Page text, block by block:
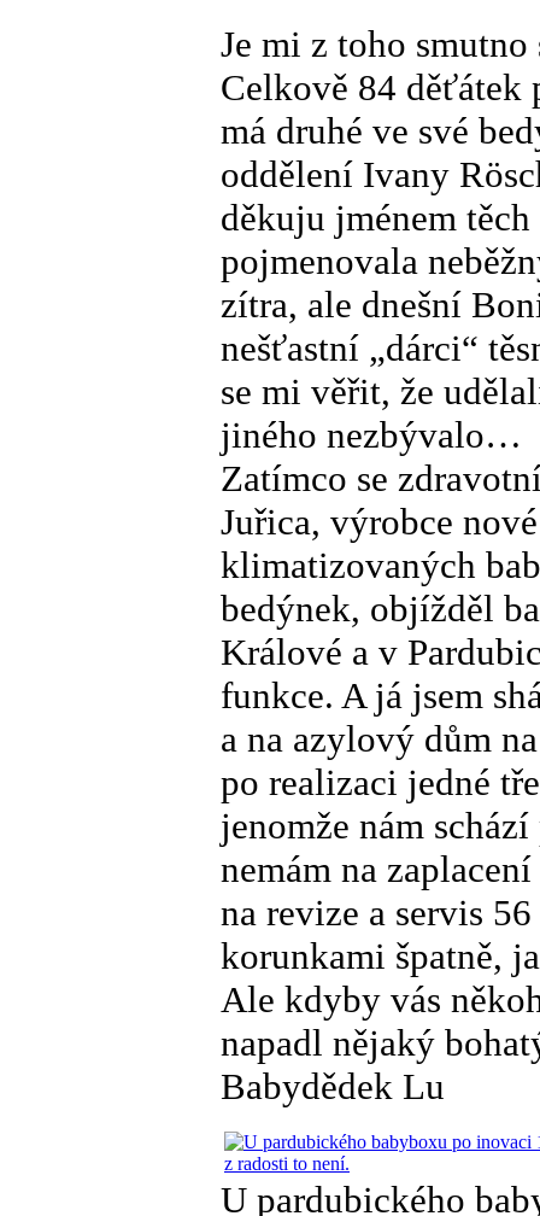
Je mi z toho
Celkově 84
má druhé ve své
oddělení Ivany
děkuju jménem
pojmenovala
zítra, ale dnešní
nešťastní „dárci“
se mi věřit, že
jiného nezbývalo…
Zatímco se
Juřica, výrobce
klimatizovaných
bedýnek, objížděl
Králové a v
funkce. A já jsem
a na azylový dům
po realizaci jedné
jenomže nám
nemám na
na revize a servis
korunkami špatně,
Ale kdyby vás
napadl nějaký
Babydědek Lu
U pardubického